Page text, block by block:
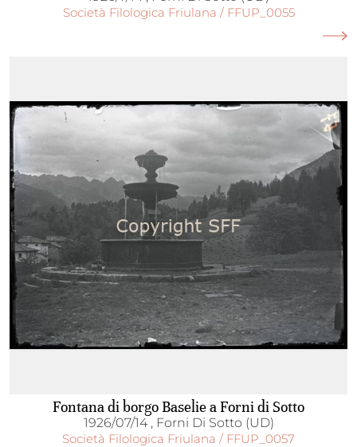
Società Filologica Friulana / FFUP_0055
Fontana di borgo Baselie a Forni di Sotto
1926/07/14 , Forni Di Sotto (UD)
Società Filologica Friulana / FFUP_0057